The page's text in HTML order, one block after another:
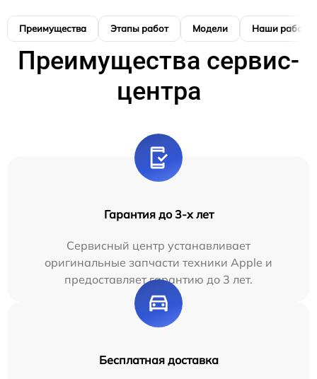
Преимущества Этапы работ Модели Наши работы
Преимущества сервис-
центра
Гарантия до 3-х лет
Сервисный центр устанавливает
оригинальные запчасти техники Apple и
предоставляет гарантию до 3 лет.
Бесплатная доставка